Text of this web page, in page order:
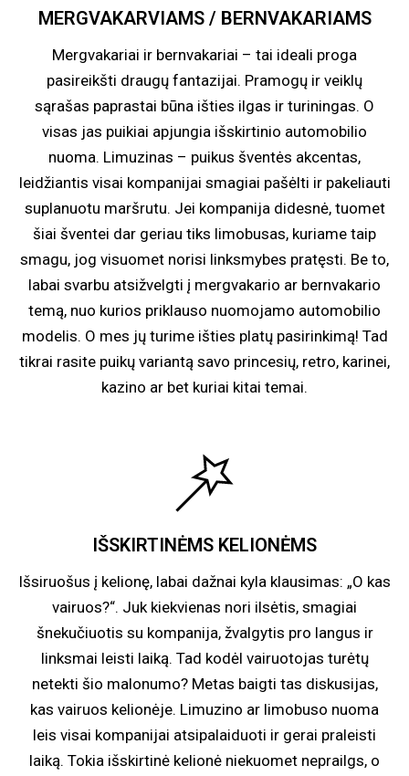
MERGVAKARVIAMS / BERNVAKARIAMS
Mergvakariai ir bernvakariai – tai ideali proga
pasireikšti draugų fantazijai. Pramogų ir veiklų
sąrašas paprastai būna išties ilgas ir turiningas. O
visas jas puikiai apjungia išskirtinio automobilio
nuoma. Limuzinas – puikus šventės akcentas,
leidžiantis visai kompanijai smagiai pašėlti ir pakeliauti
suplanuotu maršrutu. Jei kompanija didesnė, tuomet
šiai šventei dar geriau tiks limobusas, kuriame taip
smagu, jog visuomet norisi linksmybes pratęsti. Be to,
labai svarbu atsižvelgti į mergvakario ar bernvakario
temą, nuo kurios priklauso nuomojamo automobilio
modelis. O mes jų turime išties platų pasirinkimą! Tad
tikrai rasite puikų variantą savo princesių, retro, karinei,
kazino ar bet kuriai kitai temai.
IŠSKIRTINĖMS KELIONĖMS
Išsiruošus į kelionę, labai dažnai kyla klausimas: „O kas
vairuos?“. Juk kiekvienas nori ilsėtis, smagiai
šnekučiuotis su kompanija, žvalgytis pro langus ir
linksmai leisti laiką. Tad kodėl vairuotojas turėtų
netekti šio malonumo? Metas baigti tas diskusijas,
kas vairuos kelionėje. Limuzino ar limobuso nuoma
leis visai kompanijai atsipalaiduoti ir gerai praleisti
laiką. Tokia išskirtinė kelionė niekuomet neprailgs, o